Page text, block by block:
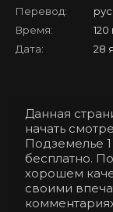
Перевод:
Время:
120
Дата:
28
Данная
начать
Подземелье
бесплатно.
хорошем
своими